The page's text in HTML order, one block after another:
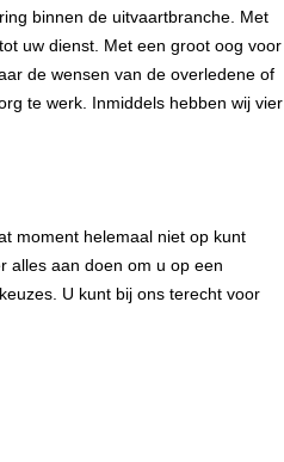
binnen de uitvaartbranche. Met
uw dienst. Met een groot oog voor
de wensen van de overledene of
te werk. Inmiddels hebben wij vier
moment helemaal niet op kunt
alles aan doen om u op een
U kunt bij ons terecht voor